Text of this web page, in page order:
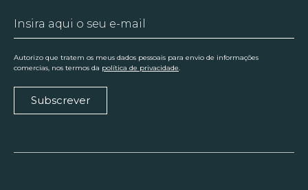
Autorizo que tratem os meus dados pessoais para envio de informações
comercias, nos termos da política de privacidade.
Subscrever